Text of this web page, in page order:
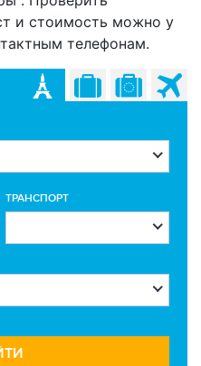
и стоимость можно у
телефонам.
ТРАНСПОРТ